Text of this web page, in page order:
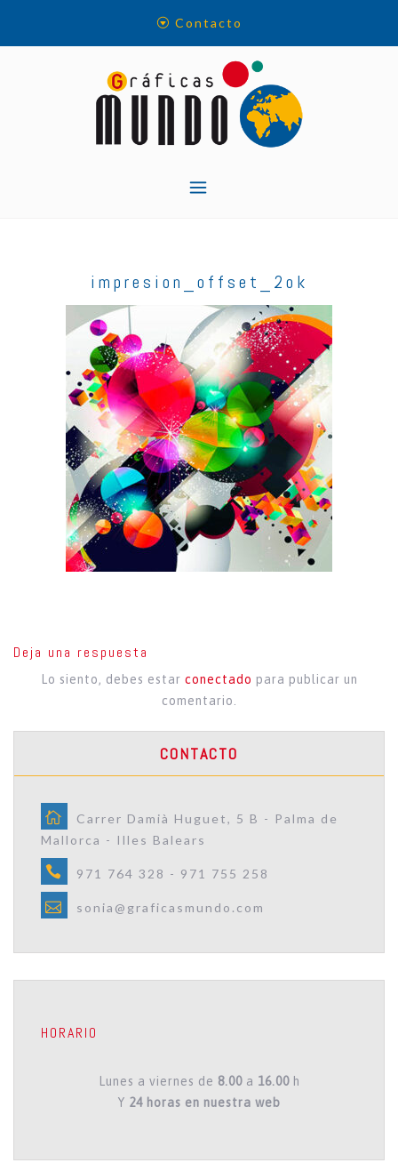
Contacto
impresion_offset_2ok
Deja una respuesta
Lo siento, debes estar conectado para publicar un
comentario.
CONTACTO
Carrer Damià Huguet, 5 B - Palma de
Mallorca - Illes Balears
971 764 328 - 971 755 258
sonia@graficasmundo.com
HORARIO
Lunes a viernes de 8.00a 16.00h
Y 24 horas en nuestra web